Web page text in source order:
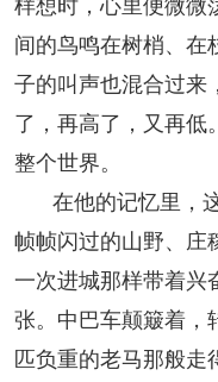
样想时，心里便微微
间的鸟鸣在树梢、在
子的叫声也混合过来
了，再高了，又再低
整个世界。
在他的记忆里，
帧帧闪过的山野、庄
一次进城那样带着兴
张。中巴车颠簸着，
匹负重的老马那般走